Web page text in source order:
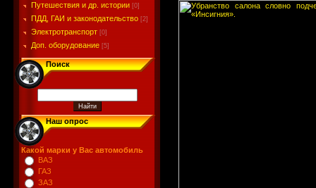
Путешествия и др. истории [0]
ПДД, ГАИ и законодательство [2]
Электротранспорт [0]
Доп. оборудование [5]
Поиск
Наш опрос
Какой марки у Вас автомобиль
ВАЗ
ГАЗ
ЗАЗ